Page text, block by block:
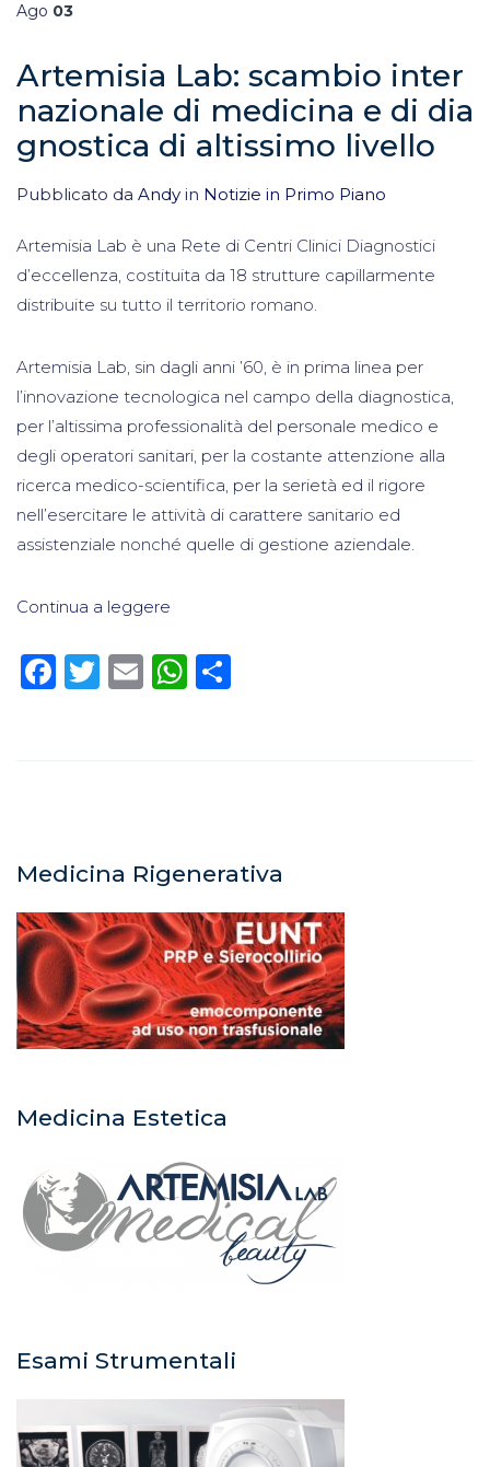
Ago 03
Artemisia Lab: scambio inter
nazionale di medicina e di dia
gnostica di altissimo livello
Pubblicato da Andy in Notizie in Primo Piano
Artemisia Lab è una Rete di Centri Clinici Diagnostici
d’eccellenza, costituita da 18 strutture capillarmente
distribuite su tutto il territorio romano.
Artemisia Lab, sin dagli anni ’60, è in prima linea per
l’innovazione tecnologica nel campo della diagnostica,
per l’altissima professionalità del personale medico e
degli operatori sanitari, per la costante attenzione alla
ricerca medico-scientifica, per la serietà ed il rigore
nell’esercitare le attività di carattere sanitario ed
assistenziale nonché quelle di gestione aziendale.
Continua a leggere
Facebook
Twitter
EmailWhatsApp
Medicina Rigenerativa
Medicina Estetica
Esami Strumentali